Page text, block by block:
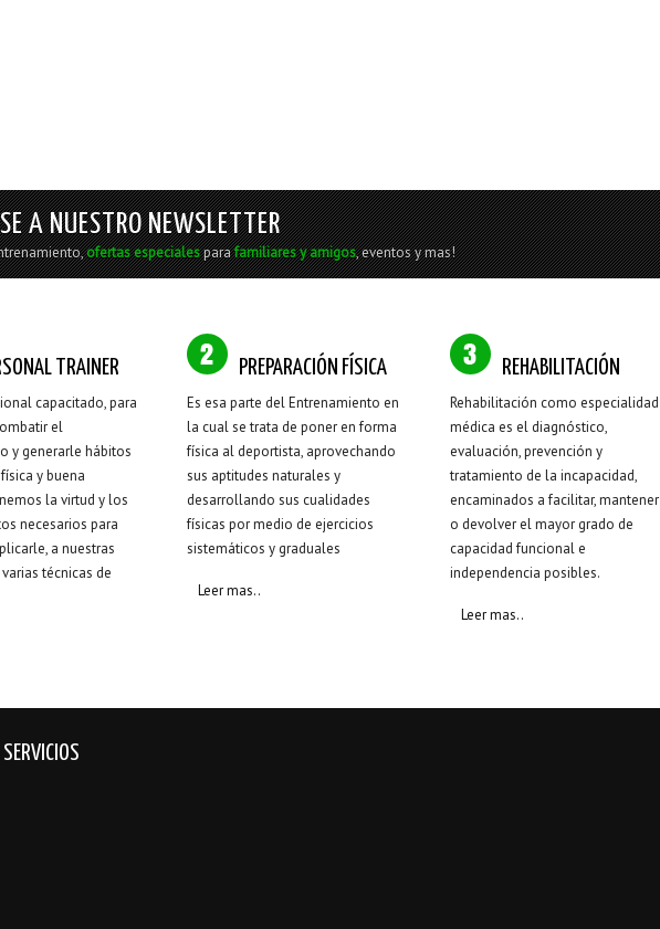
A NUESTRO NEWSLETTER
ofertas especialesparafamiliares y amigos, eventos y mas!
TRAINER
capacitado, para
el
y generarle hábitos
y buena
la virtud y los
necesarios para
a nuestras
técnicas de
PREPARACIÓN FÍSICA
Es esa parte del Entrenamiento en
la cual se trata de poner en forma
física al deportista, aprovechando
sus aptitudes naturales y
desarrollando sus cualidades
físicas por medio de ejercicios
sistemáticos y graduales
Leer mas..
REHABILITACIÓN
Rehabilitación como especialidad
médica es el diagnóstico,
evaluación, prevención y
tratamiento de la incapacidad,
encaminados a facilitar, mantener
o devolver el mayor grado de
capacidad funcional e
independencia posibles.
Leer mas..